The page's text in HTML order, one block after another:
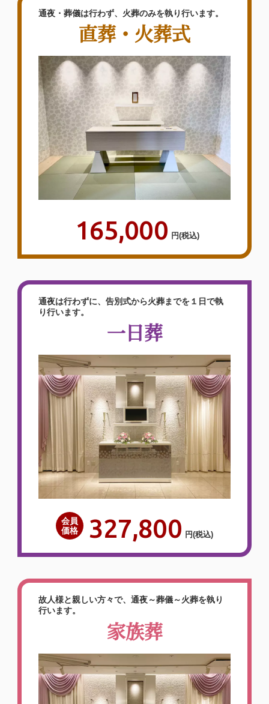
通夜・葬儀は行わず、火葬のみを執り行います。
直葬・火葬式
165,000 円(税込)
通夜は行わずに、告別式から火葬までを１日で執
り行います。
一日葬
会員
価格
327,800 円(税込)
故人様と親しい方々で、通夜～葬儀～火葬を執り
行います。
家族葬